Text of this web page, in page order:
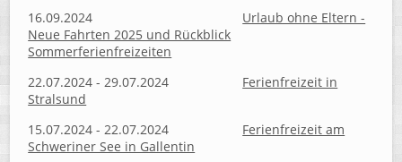
16.09.2024
Urlaub ohne Eltern -
Neue Fahrten 2025 und Rückblick
Sommerferienfreizeiten
22.07.2024 - 29.07.2024
Ferienfreizeit in
Stralsund
15.07.2024 - 22.07.2024
Ferienfreizeit am
Schweriner See in Gallentin